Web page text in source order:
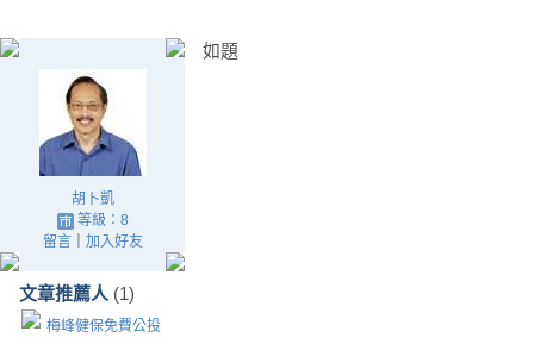
胡卜凱
等級：8
留言｜ 加入好友
文章推薦人 (1)
梅峰健保免費公投
如題